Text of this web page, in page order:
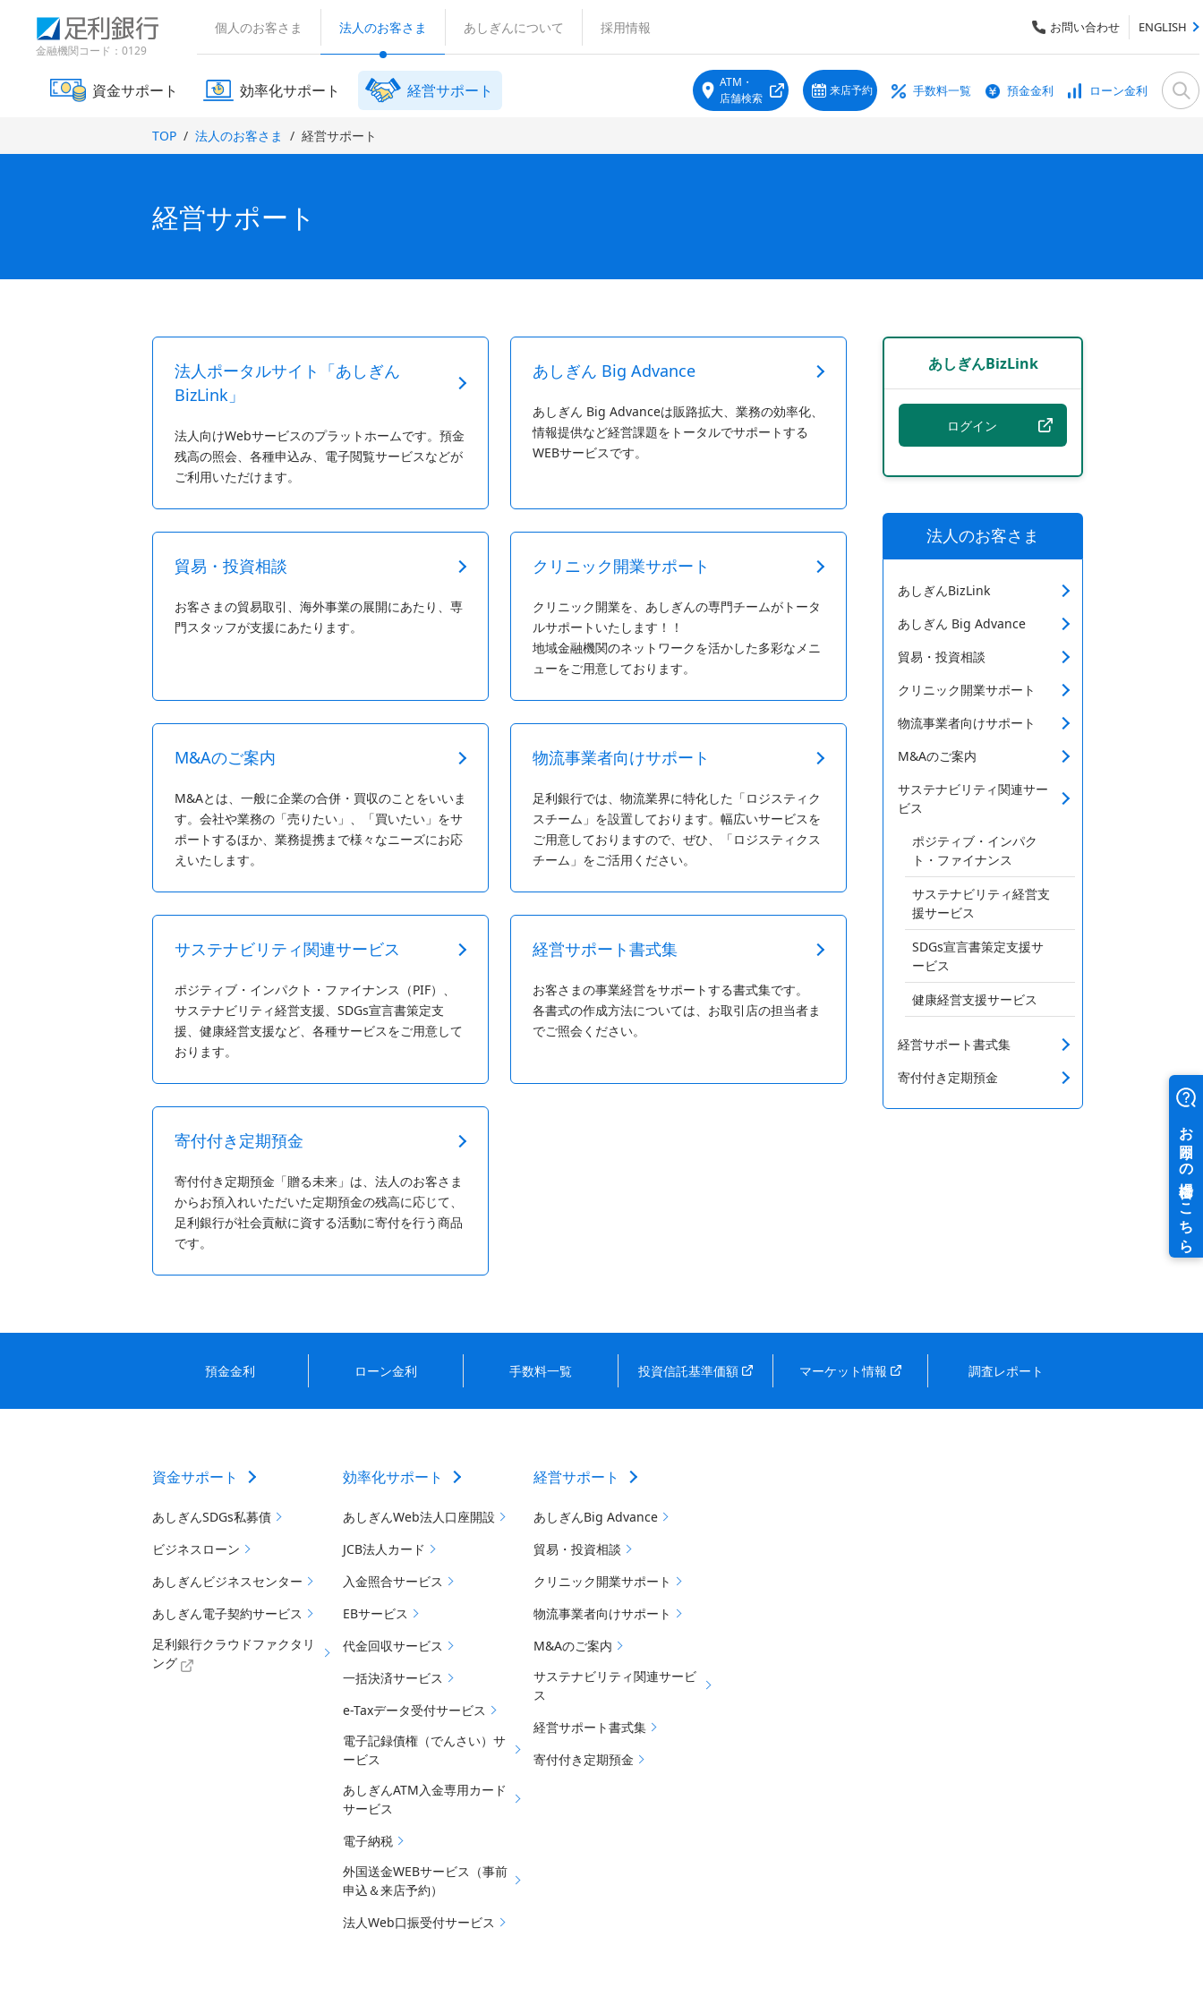
金融機関コード：0129
お問い合わせ ENGLISH
個人のお客さま 法人のお客さま あしぎんについて 採用情報
資金サポート 効率化サポート 経営サポート
ATM・
店舗検索
き
来店予約 手数料一覧 預金金利 ローン金利
TOP 法人のお客さま 経営サポート
経営サポート
法人ポータルサイト「あしぎん
BizLink」
法人向けWebサービスのプラットホームです。預金
残高の照会、各種申込み、電子閲覧サービスなどが
ご利用いただけます。
あしぎん Big Advance
あしぎん Big Advanceは販路拡大、業務の効率化、
情報提供など経営課題をトータルでサポートする
WEBサービスです。
貿易・投資相談
お客さまの貿易取引、海外事業の展開にあたり、専
門スタッフが支援にあたります。
クリニック開業サポート
クリニック開業を、あしぎんの専門チームがトータ
ルサポートいたします！！
地域金融機関のネットワークを活かした多彩なメニ
ューをご用意しております。
M&Aのご案内
M&Aとは、一般に企業の合併・買収のことをいいま
す。会社や業務の「売りたい」、「買いたい」をサ
ポートするほか、業務提携まで様々なニーズにお応
えいたします。
物流事業者向けサポート
足利銀行では、物流業界に特化した「ロジスティク
スチーム」を設置しております。幅広いサービスを
ご用意しておりますので、ぜひ、「ロジスティクス
チーム」をご活用ください。
サステナビリティ関連サービス
ポジティブ・インパクト・ファイナンス（PIF）、
サステナビリティ経営支援、SDGs宣言書策定支
援、健康経営支援など、各種サービスをご用意して
おります。
経営サポート書式集
お客さまの事業経営をサポートする書式集です。
各書式の作成方法については、お取引店の担当者ま
でご照会ください。
寄付付き定期預金
寄付付き定期預金「贈る未来」は、法人のお客さま
からお預入れいただいた定期預金の残高に応じて、
足利銀行が社会貢献に資する活動に寄付を行う商品
です。
あしぎんBizLink
ログイン
法人のお客さま
あしぎんBizLink
あしぎん Big Advance
貿易・投資相談
クリニック開業サポート
物流事業者向けサポート
M&Aのご案内
サステナビリティ関連サー
ビス
ポジティブ・インパク
ト・ファイナンス
サステナビリティ経営支
援サービス
SDGs宣言書策定支援サ
ービス
健康経営支援サービス
経営サポート書式集
寄付付き定期預金
預金金利 ローン金利 手数料一覧 投資信託基準価額
開
マーケット情報
開
調査レポート
資金サポート
あしぎんSDGs私募債
ビジネスローン
あしぎんビジネスセンター
あしぎん電子契約サービス
足利銀行クラウドファクタリ
ング
効率化サポート
あしぎんWeb法人口座開設
JCB法人カード
入金照合サービス
EBサービス
代金回収サービス
一括決済サービス
e-Taxデータ受付サービス
電子記録債権（でんさい）サ
ービス
あしぎんATM入金専用カード
サービス
電子納税
外国送金WEBサービス（事前
申込＆来店予約）
法人Web口振受付サービス
経営サポート
あしぎんBig Advance
貿易・投資相談
クリニック開業サポート
物流事業者向けサポート
M&Aのご案内
サステナビリティ関連サービ
ス
経営サポート書式集
寄付付き定期預金